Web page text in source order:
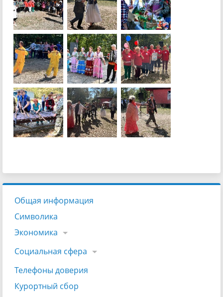
Общая информация
Символика
Экономика
Социальная сфера
Телефоны доверия
Курортный сбор